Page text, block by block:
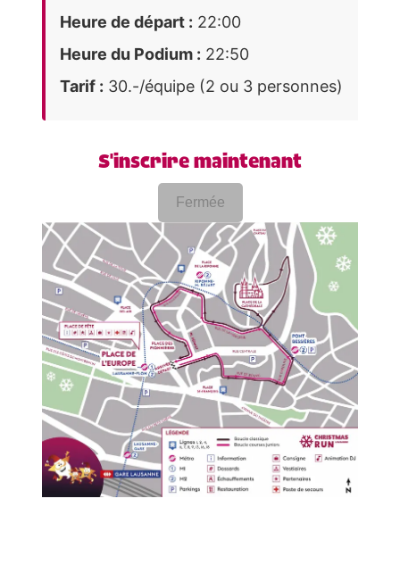
Heure de départ : 22:00
Heure du Podium : 22:50
Tarif : 30.-/équipe (2 ou 3 personnes)
S'inscrire maintenant
Fermée